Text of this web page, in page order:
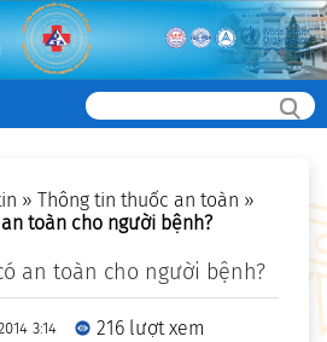
» Thông tin thuốc an toàn »
toàn cho người bệnh?
an toàn cho người bệnh?
3:14 216 lượt xem